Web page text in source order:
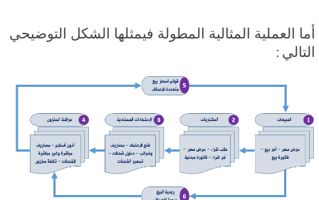
أما العملية المثالية المطولة فيمثلها الشكل التوضيحي
التالي :